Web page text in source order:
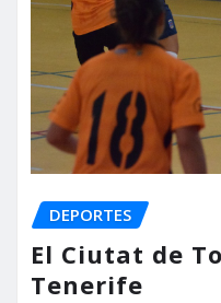
DEPORTES
El Ciutat de
Tenerife